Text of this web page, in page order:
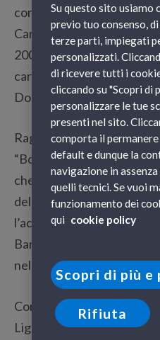
confine con la
Caratterizzano questo
2000 anime un
caruggi”), il Ponte
Doria.
RaggiungeteApricale,
“Borgo degli artisti”,
che hanno dipinto una
delle sue case. Il suo
l’accoglienza dei suoi
Bandiera Arancione del
nella lista deIBorghi più
Continuando in
Ligure, imbattetevi in
Su questo sito usiamo
previo tuo consenso,
terze parti, impiegati
personalizzati.
di ricevere tutti i
cliccando su "Scopri di
personalizzare le tue
presenti nel sito.
comporta il
default e dunque la
navigazione in
quelli tecnici. Se vuoi
funzionamento dei
qui cookie policy
Scopri di più e
Rifiuta